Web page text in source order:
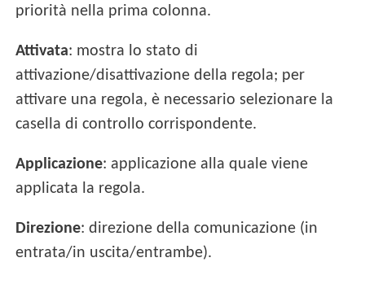
priorità nella prima colonna.
Attivata: mostra lo stato di
attivazione/disattivazione della regola; per
attivare una regola, è necessario selezionare la
casella di controllo corrispondente.
Applicazione: applicazione alla quale viene
applicata la regola.
Direzione: direzione della comunicazione (in
entrata/in uscita/entrambe).